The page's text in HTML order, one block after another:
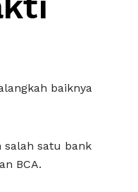
baiknya
salah satu bank
BCA.